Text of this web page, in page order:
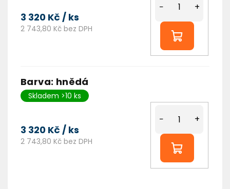
3 320 Kč / ks
2 743,80 Kč bez DPH
+
−
Barva: hnědá
Skladem >10 ks
3 320 Kč / ks
2 743,80 Kč bez DPH
+
−